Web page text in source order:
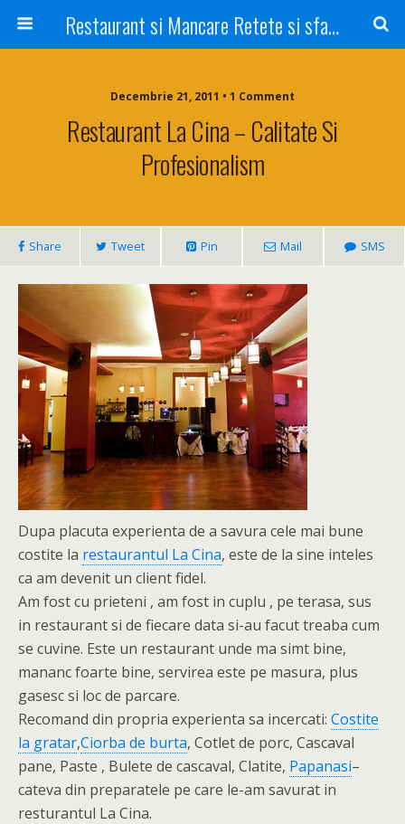
Restaurant si Mancare Retete si sfaturi Picant bun si rapid
Decembrie 21, 2011 • 1 Comment
Restaurant La Cina – Calitate Si
Profesionalism
Share Tweet Pin Mail SMS
Dupa placuta experienta de a savura cele mai bune
costite la restaurantul La Cina, este de la sine inteles
ca am devenit un client fidel.
Am fost cu prieteni , am fost in cuplu , pe terasa, sus
in restaurant si de fiecare data si-au facut treaba cum
se cuvine. Este un restaurant unde ma simt bine,
mananc foarte bine, servirea este pe masura, plus
gasesc si loc de parcare.
Recomand din propria experienta sa incercati: Costite
la gratar,Ciorba de burta, Cotlet de porc, Cascaval
pane, Paste , Bulete de cascaval, Clatite, Papanasi–
cateva din preparatele pe care le-am savurat in
resturantul La Cina.